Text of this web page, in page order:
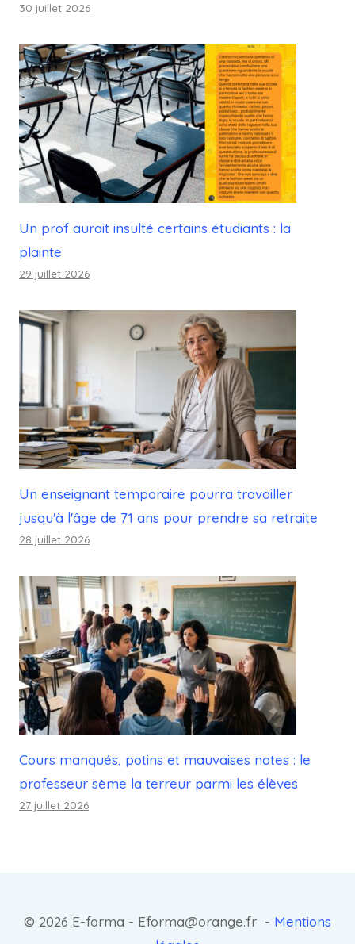
30 juillet 2026
Un prof aurait insulté certains étudiants : la
plainte
29 juillet 2026
Un enseignant temporaire pourra travailler
jusqu'à l'âge de 71 ans pour prendre sa retraite
28 juillet 2026
Cours manqués, potins et mauvaises notes : le
professeur sème la terreur parmi les élèves
27 juillet 2026
© 2026 E-forma - Eforma@orange.fr - Mentions